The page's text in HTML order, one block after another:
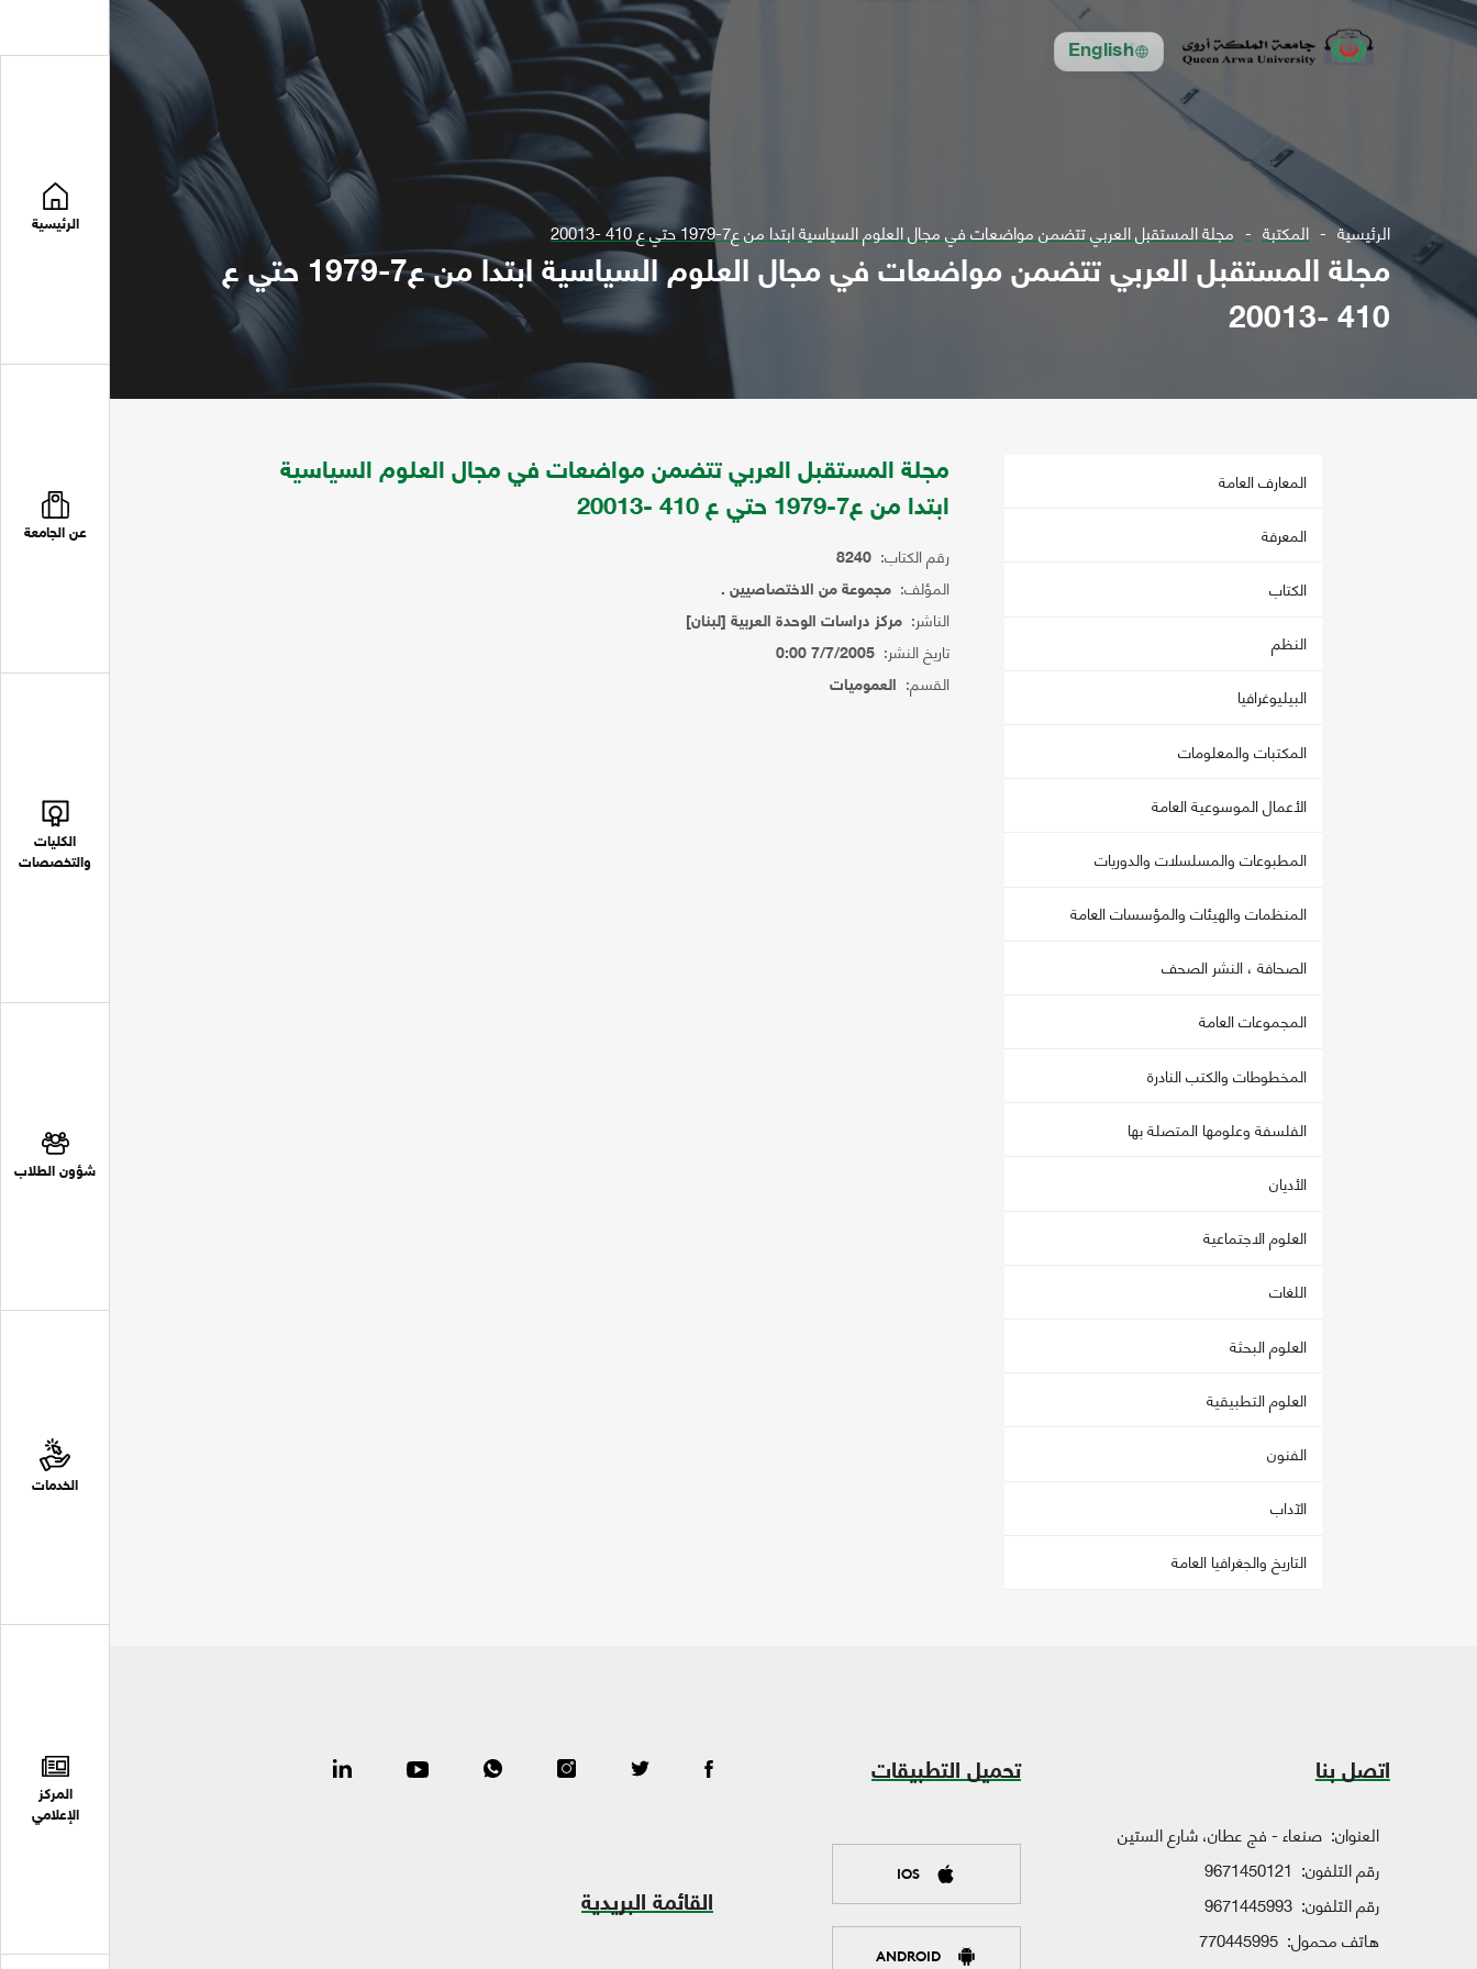
English
الرئيسية
عن الجامعة
الكليات
والتخصصات
شؤون الطلاب
الخدمات
المركز
الإعلامي
الرئيسية المكتبة مجلة المستقبل العربي تتضمن مواضعات في مجال العلوم السياسية ابتدا من ع7-1979 حتي ع 410 -20013
مجلة المستقبل العربي تتضمن مواضعات في مجال العلوم السياسية ابتدا من ع7-1979 حتي ع
410 -20013
المعارف العامة
المعرفة
الكتاب
النظم
البيليوغرافيا
المكتبات والمعلومات
الأعمال الموسوعية العامة
المطبوعات والمسلسلات والدوريات
المنظمات والهيئات والمؤسسات العامة
الصحافة ، النشر الصحف
المجموعات العامة
المخطوطات والكتب النادرة
الفلسفة وعلومها المتصلة بها
الأديان
العلوم الاجتماعية
اللغات
العلوم البحثة
العلوم التطبيقية
الفنون
الآداب
التاريخ والجغرافيا العامة
مجلة المستقبل العربي تتضمن مواضعات في مجال العلوم السياسية
ابتدا من ع7-1979 حتي ع 410 -20013
رقم الكتاب: 8240
المؤلف: مجموعة من الاختصاصيين .
الناشر: مركز دراسات الوحدة العربية [لبنان]
تاريخ النشر: 7/7/2005 0:00
القسم: العموميات
اتصل بنا
العنوان: صنعاء - فج عطان، شارع الستين
رقم التلفون: 9671450121
رقم التلفون: 9671445993
هاتف محمول: 770445995
تحميل التطبيقات
IOS
ANDROID
القائمة البريدية